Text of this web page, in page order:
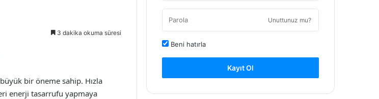
3 dakika okuma süresi
bir öneme sahip. Hızla
enerji tasarrufu yapmaya
Unuttunuz mu?
Beni hatırla
Kayıt Ol